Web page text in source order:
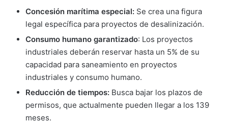
Concesión marítima especial: Se crea una figura
legal específica para proyectos de desalinización.
Consumo humano garantizado: Los proyectos
industriales deberán reservar hasta un 5% de su
capacidad para saneamiento en proyectos
industriales y consumo humano.
Reducción de tiempos: Busca bajar los plazos de
permisos, que actualmente pueden llegar a los 139
meses.